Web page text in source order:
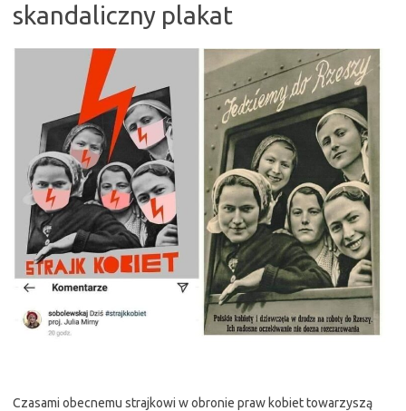
skandaliczny plakat
Czasami obecnemu strajkowi w obronie praw kobiet towarzyszą